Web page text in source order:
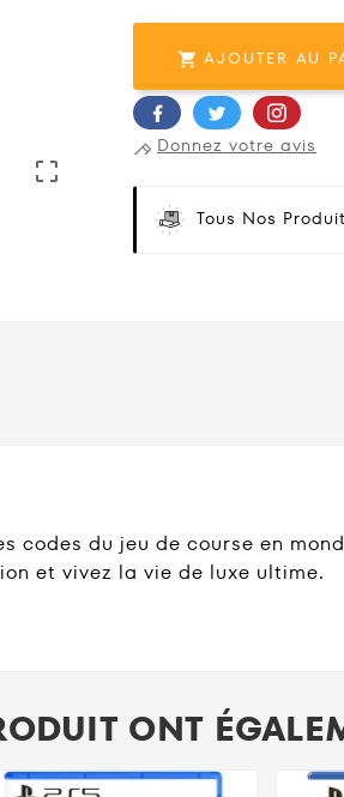

 AJOUTER AU
Donnez votre avis
Tous Nos
du jeu de course en
et vivez la vie de luxe ultime.
ONT